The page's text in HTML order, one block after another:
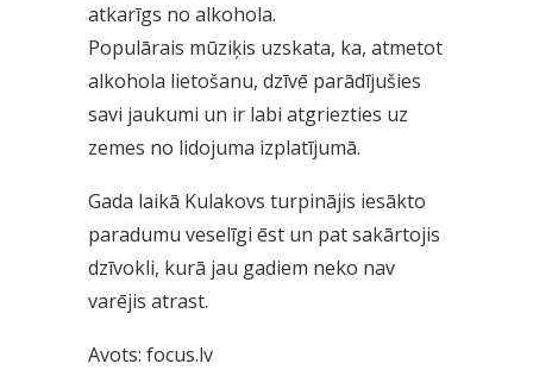
atkarīgs no alkohola.
Populārais mūziķis uzskata, ka, atmetot
alkohola lietošanu, dzīvē parādījušies
savi jaukumi un ir labi atgriezties uz
zemes no lidojuma izplatījumā.
Gada laikā Kulakovs turpinājis iesākto
paradumu veselīgi ēst un pat sakārtojis
dzīvokli, kurā jau gadiem neko nav
varējis atrast.
Avots: focus.lv